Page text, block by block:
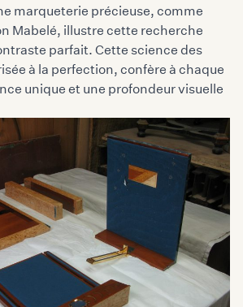
marqueterie précieuse, comme
Mabelé, illustre cette recherche
parfait. Cette science des
à la perfection, confère à chaque
unique et une profondeur visuelle